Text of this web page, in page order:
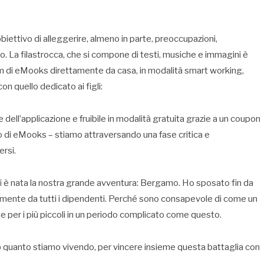
di alleggerire, almeno in parte, preoccupazioni,
La filastrocca, che si compone di testi, musiche e immagini è
di eMooks direttamente da casa, in modalità smart working,
quello dedicato ai figli:
e fruibile in modalità gratuita grazie a un coupon
di eMooks – stiamo attraversando una fase critica e
è nata la nostra grande avventura: Bergamo. Ho sposato fin da
da tutti i dipendenti. Perché sono consapevole di come un
i più piccoli in un periodo complicato come questo.
stiamo vivendo, per vincere insieme questa battaglia con